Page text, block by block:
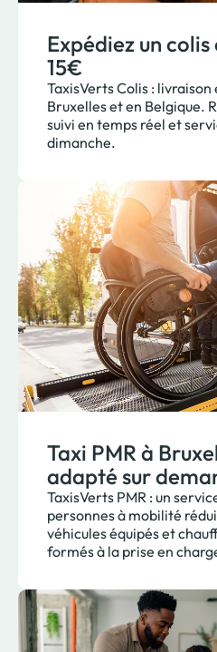
Expédiez un colis
15€
TaxisVerts Colis : livraison
Bruxelles et en Belgique.
suivi en temps réel et
dimanche.
Taxi PMR à
adapté sur
TaxisVerts PMR : un
personnes à mobilité
véhicules équipés et
formés à la prise en